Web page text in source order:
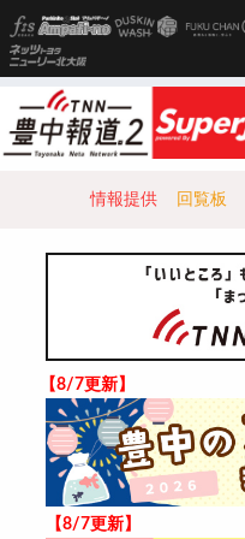
情報提供 回覧板
【8/7更新】
【8/7更新】